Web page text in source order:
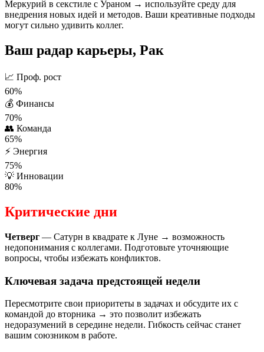
Меркурий в секстиле с Ураном → используйте среду для
внедрения новых идей и методов. Ваши креативные подходы
могут сильно удивить коллег.
Ваш радар карьеры, Рак
📈 Проф. рост
60%
💰 Финансы
70%
👥 Команда
65%
⚡ Энергия
75%
💡 Инновации
80%
Критические дни
Четверг — Сатурн в квадрате к Луне → возможность
недопонимания с коллегами. Подготовьте уточняющие
вопросы, чтобы избежать конфликтов.
Ключевая задача предстоящей недели
Пересмотрите свои приоритеты в задачах и обсудите их с
командой до вторника → это позволит избежать
недоразумений в середине недели. Гибкость сейчас станет
вашим союзником в работе.